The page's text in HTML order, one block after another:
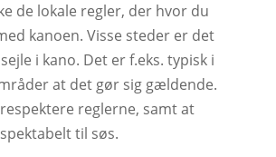
de lokale regler, der hvor du
kanoen. Visse steder er det
i kano. Det er f.eks. typisk i
at det gør sig gældende.
reglerne, samt at
til søs.